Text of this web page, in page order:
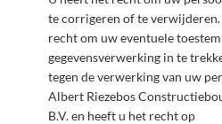
te corrigeren of te
recht om uw eventuele
gegevensverwerking in te
tegen de verwerking van uw
Albert Riezebos
B.V. en heeft u het recht op